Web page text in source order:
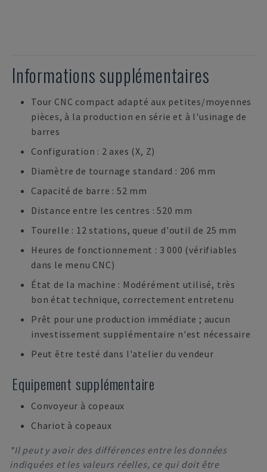
Informations supplémentaires
Tour CNC compact adapté aux petites/moyennes
pièces, à la production en série et à l'usinage de
barres
Configuration : 2 axes (X, Z)
Diamètre de tournage standard : 206 mm
Capacité de barre : 52 mm
Distance entre les centres : 520 mm
Tourelle : 12 stations, queue d'outil de 25 mm
Heures de fonctionnement : 3 000 (vérifiables
dans le menu CNC)
État de la machine : Modérément utilisé, très
bon état technique, correctement entretenu
Prêt pour une production immédiate ; aucun
investissement supplémentaire n'est nécessaire
Peut être testé dans l'atelier du vendeur
Equipement supplémentaire
Convoyeur à copeaux
Chariot à copeaux
*Il peut y avoir des différences entre les données
indiquées et les valeurs réelles, ce qui doit être